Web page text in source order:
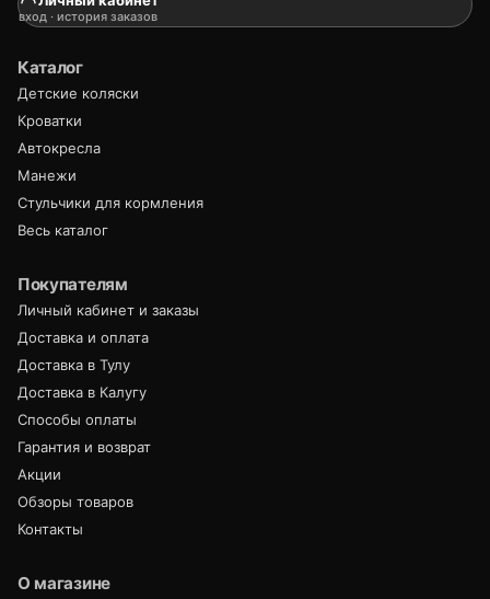
вход · история заказов
Каталог
Детские коляски
Кроватки
Автокресла
Манежи
Стульчики для кормления
Весь каталог
Покупателям
Личный кабинет и заказы
Доставка и оплата
Доставка в Тулу
Доставка в Калугу
Способы оплаты
Гарантия и возврат
Акции
Обзоры товаров
Контакты
О магазине